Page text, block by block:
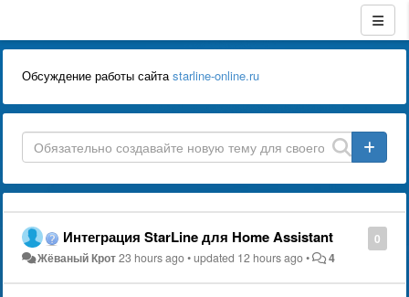
Обсуждение работы сайтаstarline-online.ru
0
Интеграция StarLine для Home Assistant
Жёваный Крот23 hours ago•updated 12 hours ago• 4